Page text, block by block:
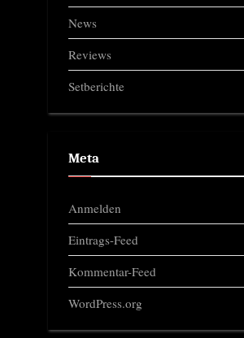
News
Reviews
Setberichte
Meta
Anmelden
Eintrags-Feed
Kommentar-Feed
WordPress.org